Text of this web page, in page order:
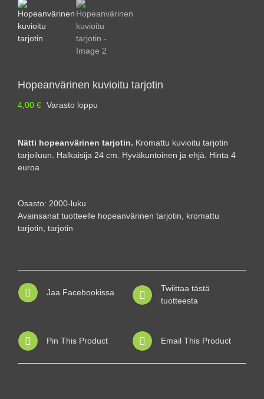
Hopeanvärinen kuvioitu tarjotin
4,00 € Varasto loppu
Nätti hopeanvärinen tarjotin. Kromattu kuvioitu tarjotin
tarjoiluun. Halkaisija 24 cm. Hyväkuntoinen ja ehjä. Hinta 4
euroa.
Osasto: 2000-luku
Avainsanat tuotteelle hopeanvärinen tarjotin, kromattu
tarjotin, tarjotin
Jaa Facebookissa
Twiittaa tästä
tuotteesta
Pin This Product Email This Product